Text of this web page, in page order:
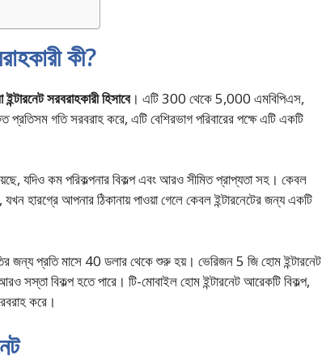
কী?
ইন্টারনেট সরবরাহকারী হিসাবে। এটি 300 থেকে 5,000 এমবিপিএস,
গতি সরবরাহ করে, এটি বেশিরভাগ পরিবারের পক্ষে এটি একটি
যদিও কম পরিকল্পনার বিকল্প এবং আরও সীমিত প্রাপ্যতা সহ। কেবল
হারগ্রে আপনার ঠিকানায় পাওয়া গেলে কেবল ইন্টারনেটের জন্য একটি
জন্য প্রতি মাসে 40 ডলার থেকে শুরু হয়। ভেরিজন 5 জি হোম ইন্টারনেট
বিকল্প হতে পারে। টি-মোবাইল হোম ইন্টারনেট আরেকটি বিকল্প,
করে।